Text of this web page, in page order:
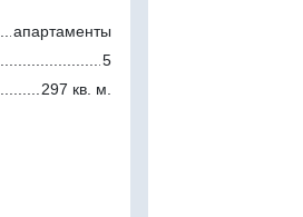
апартаменты
5
297 кв. м.